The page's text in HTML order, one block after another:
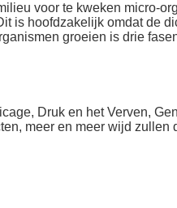
voor te kweken micro-
is hoofdzakelijk omdat de
groeien is drie
Druk en het Verven,
meer en meer wijd zullen